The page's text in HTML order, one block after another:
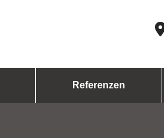
Referenzen